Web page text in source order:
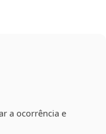
a ocorrência e